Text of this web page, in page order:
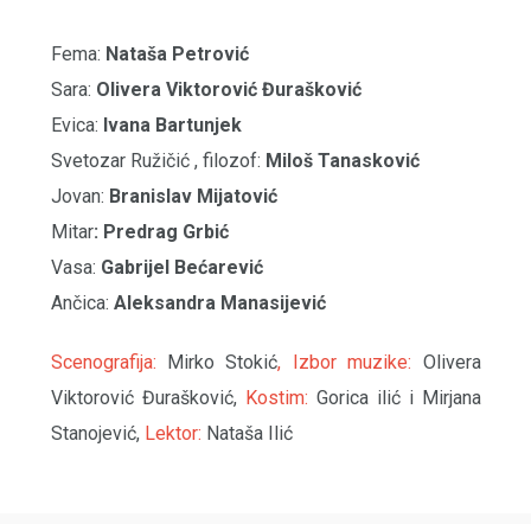
Fema: Nataša Petrović
Sara: Olivera Viktorović Đurašković
Evica: Ivana Bartunjek
Svetozar Ružičić , filozof: Miloš Tanasković
Jovan: Branislav Mijatović
Mitar: Predrag Grbić
Vasa: Gabrijel Bećarević
Ančica: Aleksandra Manasijević
Scenografija: Mirko Stokić, Izbor muzike: Olivera
Viktorović Đurašković, Kostim: Gorica ilić i Mirjana
Stanojević, Lektor: Nataša Ilić